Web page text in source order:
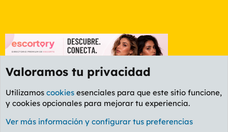
Foro Cine
Cookies
PL OLDSTYLE AMARILLO
Valoramos tu privacidad
Utilizamos cookies esenciales para que este sitio funcione,
y cookies opcionales para mejorar tu experiencia.
Ver más información y configurar tus preferencias